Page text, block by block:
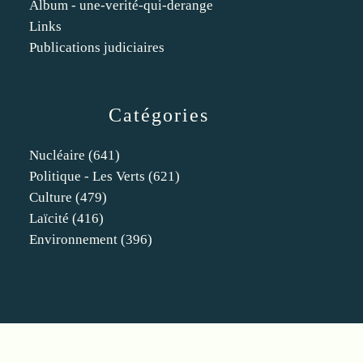
Catégories
Nucléaire (641)
Politique - Les Verts (621)
Culture (479)
Laïcité (416)
Environnement (396)
Album - une-verité-qui-derange
Links
Publications judiciaires